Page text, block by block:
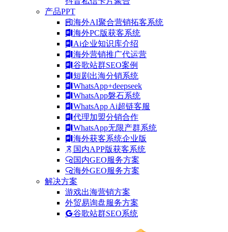
产品PPT
海外AI聚合营销拓客系统
海外PC版获客系统
Ai企业知识库介绍
海外营销推广代运营
谷歌站群SEO案例
短剧出海分销系统
WhatsApp+deepseek
WhatsApp磐石系统
WhatsApp Ai超链客服
代理加盟分销合作
WhatsApp无限产群系统
海外获客系统企业版
国内APP版获客系统
国内GEO服务方案
海外GEO服务方案
解决方案
游戏出海营销方案
外贸易询盘服务方案
谷歌站群SEO系统